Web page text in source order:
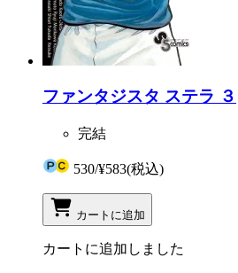
ファンタジスタ ステラ ３
完結
530/¥583(税込)
カートに追加
カートに追加しました